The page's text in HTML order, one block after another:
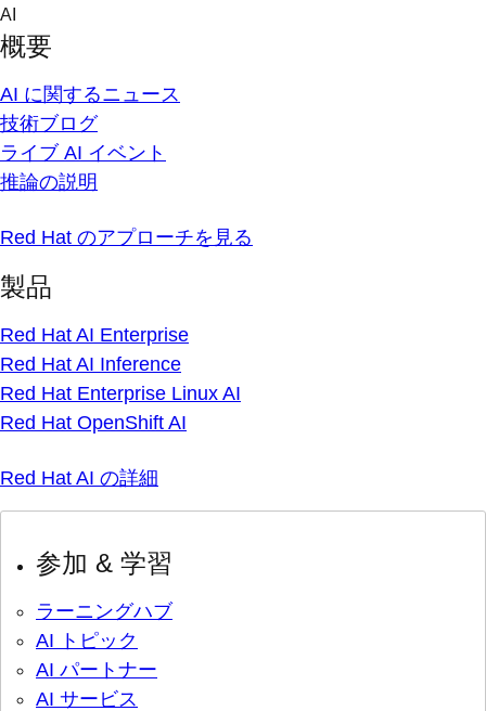
Skip
content
AI
概要
AI に関するニュース
技術ブログ
ライブ AI イベント
推論の説明
Red Hat のアプローチを見る
製品
Red Hat AI Enterprise
Red Hat AI Inference
Red Hat Enterprise Linux AI
Red Hat OpenShift AI
Red Hat AI の詳細
参加 & 学習
ラーニングハブ
AI トピック
AI パートナー
AI サービス